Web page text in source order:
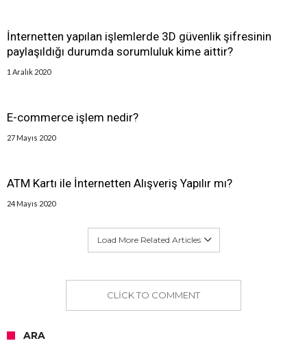
İnternetten yapılan işlemlerde 3D güvenlik şifresinin
paylaşıldığı durumda sorumluluk kime aittir?
1 Aralık 2020
E-commerce işlem nedir?
27 Mayıs 2020
ATM Kartı ile İnternetten Alışveriş Yapılır mı?
24 Mayıs 2020
Load More Related Articles
CLICK TO COMMENT
ARA